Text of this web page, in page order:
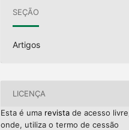
SEÇÃO
Artigos
LICENÇA
Esta é uma revista de acesso
onde, utiliza o termo de cessão